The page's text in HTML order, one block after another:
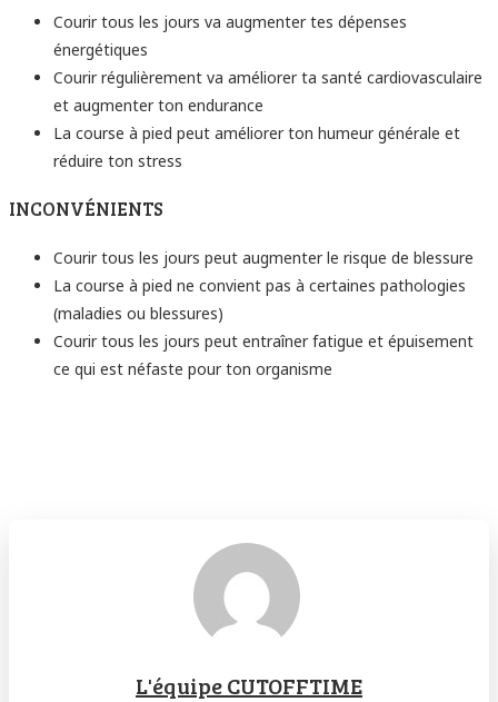
Courir tous les jours va augmenter tes dépenses
énergétiques
Courir régulièrement va améliorer ta santé cardiovasculaire
et augmenter ton endurance
La course à pied peut améliorer ton humeur générale et
réduire ton stress
INCONVÉNIENTS
Courir tous les jours peut augmenter le risque de blessure
La course à pied ne convient pas à certaines pathologies
(maladies ou blessures)
Courir tous les jours peut entraîner fatigue et épuisement
ce qui est néfaste pour ton organisme
L'équipe CUTOFFTIME